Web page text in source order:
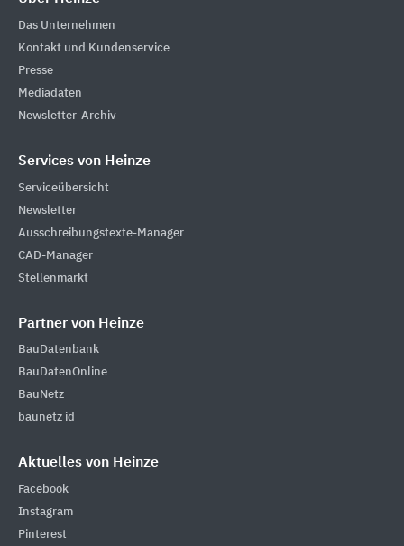
Das Unternehmen
Kontakt und Kundenservice
Presse
Mediadaten
Newsletter-Archiv
Services von Heinze
Serviceübersicht
Newsletter
Ausschreibungstexte-Manager
CAD-Manager
Stellenmarkt
Partner von Heinze
BauDatenbank
BauDatenOnline
BauNetz
baunetz id
Aktuelles von Heinze
Facebook
Instagram
Pinterest